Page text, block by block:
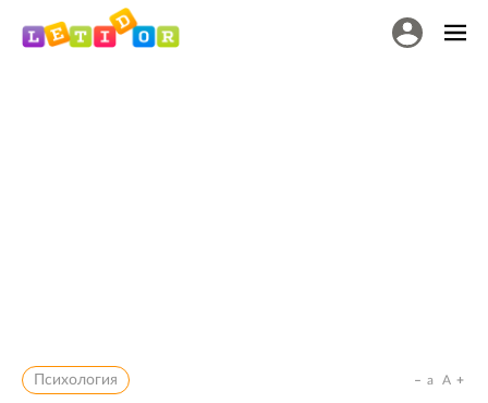
Психология a A